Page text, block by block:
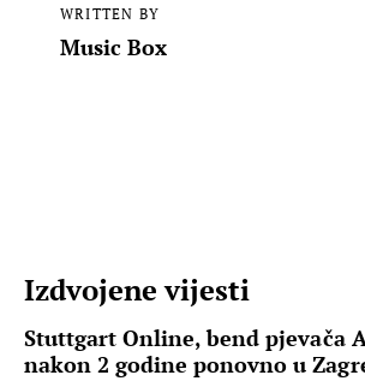
WRITTEN BY
Music Box
Izdvojene vijesti
Stuttgart Online, bend pjevača
nakon 2 godine ponovno u